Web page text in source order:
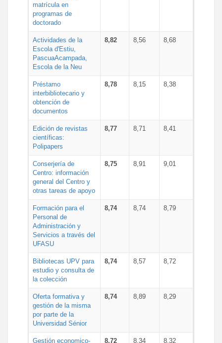
matrícula en
programas de
doctorado
Actividades de la
Escola d'Estiu,
PascuaAcampada,
Escola de la Neu
8,82 8,56 8,68
Préstamo
interbibliotecario y
obtención de
documentos
8,78 8,15 8,38
Edición de revistas
científicas:
Polipapers
8,77 8,71 8,41
Conserjería de
Centro: información
general del Centro y
otras tareas de apoyo
8,75 8,91 9,01
Formación para el
Personal de
Administración y
Servicios a través del
UFASU
8,74 8,74 8,79
Bibliotecas UPV para
estudio y consulta de
la colección
8,74 8,57 8,72
Oferta formativa y
gestión de la misma
por parte de la
Universidad Sénior
8,74 8,89 8,29
Gestión economico- 8,72 8,34 8,32